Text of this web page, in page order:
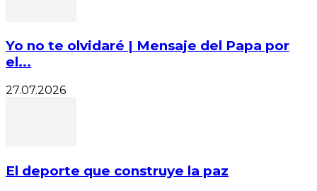
Yo no te olvidaré | Mensaje del Papa por
el...
27.07.2026
El deporte que construye la paz